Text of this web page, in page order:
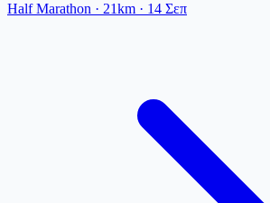
Half Marathon · 21km · 14 Σεπ